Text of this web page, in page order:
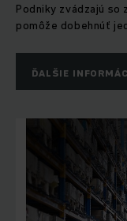
Podniky zvádzajú so
pomôže dobehnúť
ĎALŠIE